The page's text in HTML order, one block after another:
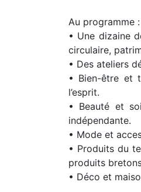
Au programme :
• Une dizaine
circulaire,
• Des ateliers
• Bien-être et
l’esprit.
• Beauté et
indépendante.
• Mode et
• Produits du
produits
• Déco et